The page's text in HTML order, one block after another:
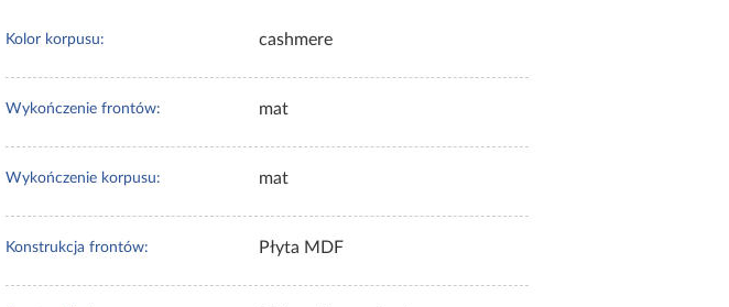
Kolor korpusu: cashmere
Wykończenie frontów: mat
Wykończenie korpusu: mat
Konstrukcja frontów: Płyta MDF